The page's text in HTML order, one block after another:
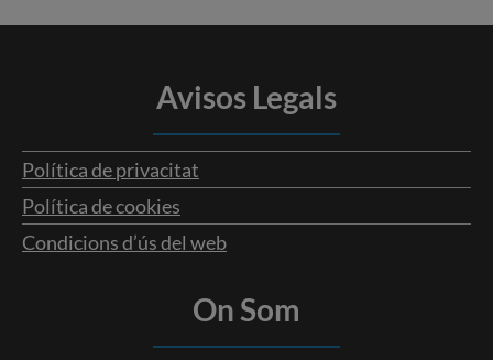
Avisos Legals
Política de privacitat
Política de cookies
Condicions d’ús del web
On Som